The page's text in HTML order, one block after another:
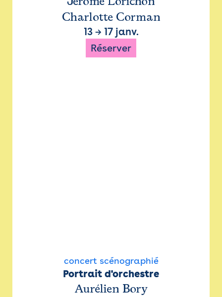
Charlotte Corman
13→ 17 janv.
Réserver
concert scénographié
Portrait d'orchestre
Aurélien Bory